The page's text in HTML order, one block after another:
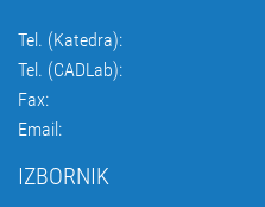
Tel. (Katedra):
Tel. (CADLab):
Fax:
Email:
IZBORNIK